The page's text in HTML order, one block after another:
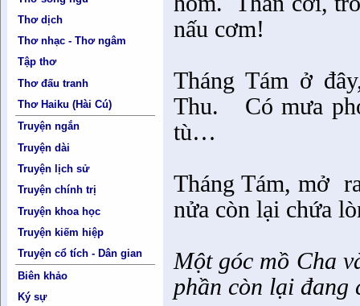
Thơ dịch
Thơ nhạc - Thơ ngâm
Tập thơ
Thơ đấu tranh
Thơ Haiku (Hài Cú)
Truyện ngắn
Truyện dài
Truyện lịch sử
Truyện chính trị
Truyện khoa học
Truyện kiếm hiệp
Truyện cổ tích - Dân gian
Biên khảo
Ký sự
nấu cơm!
Tháng Tám ở
Thu.
Có mưa
tù…
Tháng Tám, mở
nửa còn lại chứa
Một góc mồ Cha
phần còn lại đang